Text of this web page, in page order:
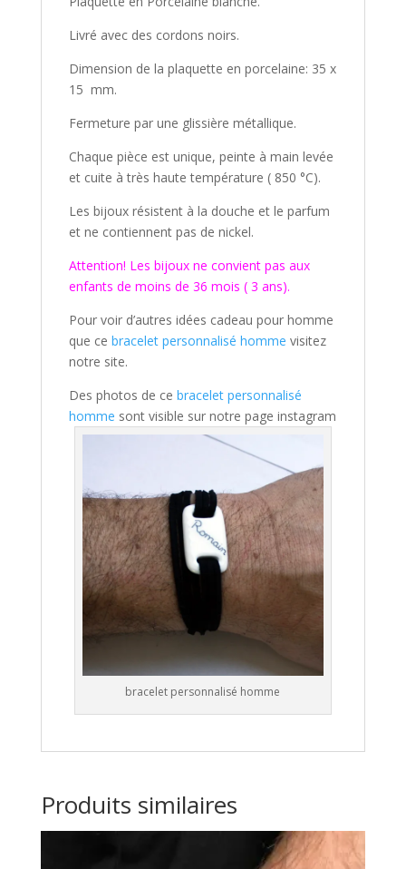
Livré avec des cordons noirs.
Dimension de la plaquette en porcelaine: 35 x
15 mm.
Fermeture par une glissière métallique.
Chaque pièce est unique, peinte à main levée
et cuite à très haute température ( 850 °C).
Les bijoux résistent à la douche et le parfum
et ne contiennent pas de nickel.
Attention! Les bijoux ne convient pas aux
enfants de moins de 36 mois ( 3 ans).
Pour voir d’autres idées cadeau pour homme
que ce bracelet personnalisé homme visitez
notre site.
Des photos de ce bracelet personnalisé
homme sont visible sur notre page instagram
bracelet personnalisé homme
Produits similaires